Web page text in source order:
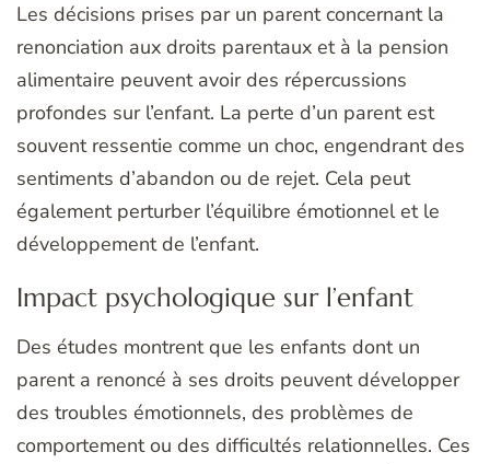
Les décisions prises par un parent concernant la
renonciation aux droits parentaux et à la pension
alimentaire peuvent avoir des répercussions
profondes sur l’enfant. La perte d’un parent est
souvent ressentie comme un choc, engendrant des
sentiments d’abandon ou de rejet. Cela peut
également perturber l’équilibre émotionnel et le
développement de l’enfant.
Impact psychologique sur l’enfant
Des études montrent que les enfants dont un
parent a renoncé à ses droits peuvent développer
des troubles émotionnels, des problèmes de
comportement ou des difficultés relationnelles. Ces